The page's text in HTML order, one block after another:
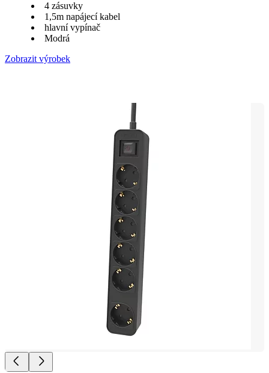
4 zásuvky
1,5m napájecí kabel
hlavní vypínač
Modrá
Zobrazit výrobek